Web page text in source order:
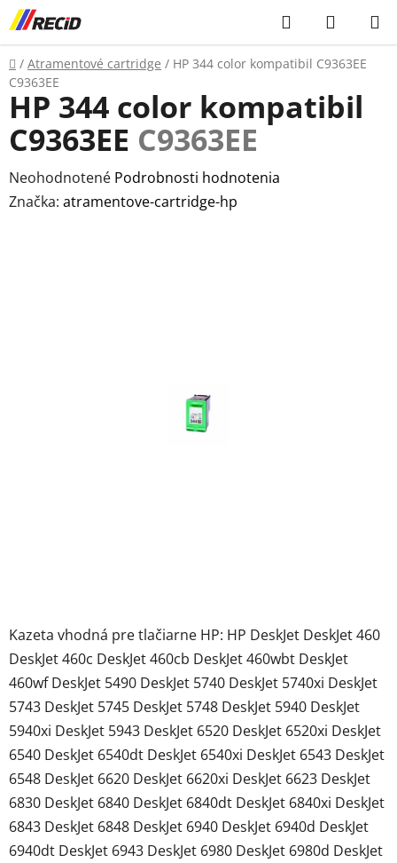
Prejsť
na
obsah
Hľadať
KOŠÍK
Domov
/ Atramentové cartridge / HP 344 color kompatibil C9363EE
C9363EE
Kazeta vhodná pre tlačiarne HP: HP DeskJet DeskJet 460
DeskJet 460c DeskJet 460cb DeskJet 460wbt DeskJet
460wf DeskJet 5490 DeskJet 5740 DeskJet 5740xi DeskJet
5743 DeskJet 5745 DeskJet 5748 DeskJet 5940 DeskJet
5940xi DeskJet 5943 DeskJet 6520 DeskJet 6520xi DeskJet
6540 DeskJet 6540dt DeskJet 6540xi DeskJet 6543 DeskJet
6548 DeskJet 6620 DeskJet 6620xi DeskJet 6623 DeskJet
6830 DeskJet 6840 DeskJet 6840dt DeskJet 6840xi DeskJet
6843 DeskJet 6848 DeskJet 6940 DeskJet 6940d DeskJet
6940dt DeskJet 6943 DeskJet 6980 DeskJet 6980d DeskJet
HP 344 color kompatibil
C9363EE C9363EE
Priemerné
hodnotenie
Neohodnotené Podrobnosti hodnotenia
Značka: atramentove-cartridge-hp